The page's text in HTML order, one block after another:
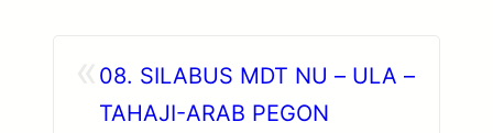
08. SILABUS MDT NU – ULA –
TAHAJI-ARAB PEGON